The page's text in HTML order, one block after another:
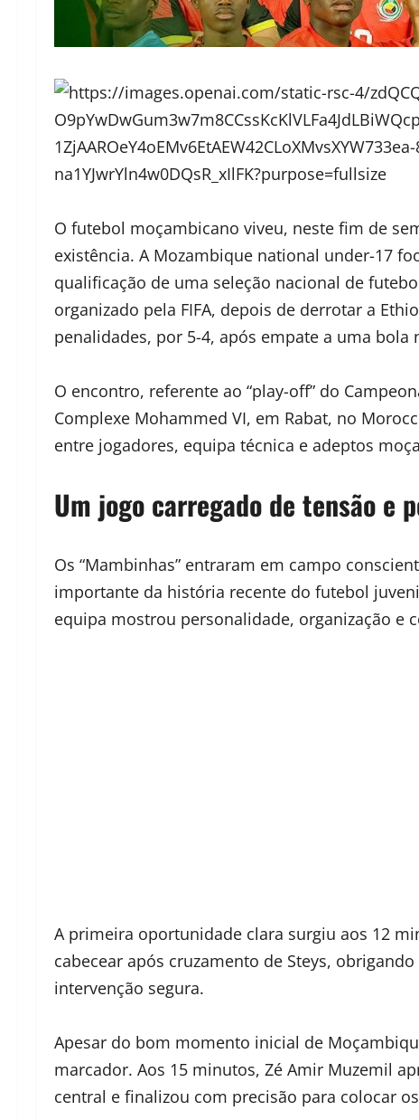
O futebol moçambicano viveu, neste fim de
existência. A Mozambique national under-17
qualificação de uma seleção nacional de
organizado pela FIFA, depois de derrotar a
penalidades, por 5-4, após empate a uma
O encontro, referente ao “play-off” do
Complexe Mohammed VI, em Rabat, no
entre jogadores, equipa técnica e adeptos
Um jogo carregado de tensão e
Os “Mambinhas” entraram em campo
importante da história recente do futebol
equipa mostrou personalidade, organização e
A primeira oportunidade clara surgiu aos 12
cabecear após cruzamento de Steys,
intervenção segura.
Apesar do bom momento inicial de
marcador. Aos 15 minutos, Zé Amir Muzemil
central e finalizou com precisão para colocar